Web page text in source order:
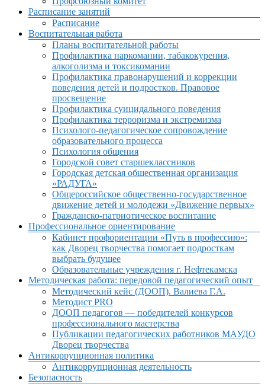
Расписание занятий
Расписание
Воспитательная работа
Планы воспитательной работы
Профилактика наркомании, табакокурения,
алкоголизма и токсикомании
Профилактика правонарушений и коррекции
поведения детей и подростков. Правовое
просвещение
Профилактика суицидального поведения
Профилактика терроризма и экстремизма
Психолого-педагогическое сопровождение
образовательного процесса
Психология общения
Городской совет старшеклассников
Городская детская общественная организация
«РАДУГА»
Общероссийское общественно-государственное
движение детей и молодежи «Движение первых»
Гражданско-патриотическое воспитание
Профессиональное ориентирование
Кабинет профориентации «Путь в профессию»:
как Дворец творчества помогает подросткам
выбрать будущее
Образовательные учреждения г. Нефтекамска
Методическая работа: передовой педагогический опыт
Методический кейс (ДООП). Валиева Г.А.
Методист PRO
ДООП педагогов — победителей конкурсов
профессионального мастерства
Публикации педагогических работников МАУДО
Дворец творчества
Антикоррупционная политика
Антикоррупционная деятельность
Безопасность